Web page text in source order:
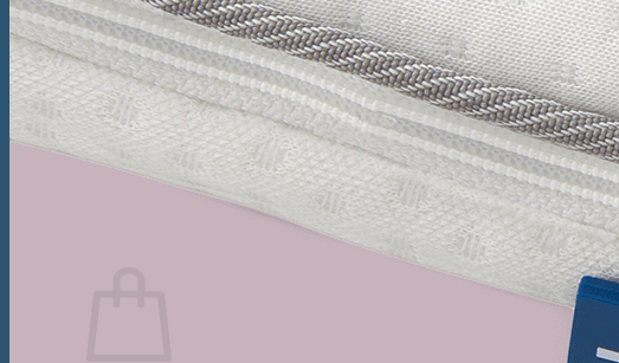
Nu ai niciun produs în coș.
Înapoi la magazin